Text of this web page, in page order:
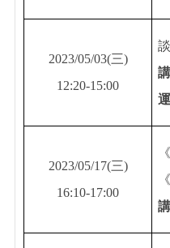
2023/05/03(三)
12:20-15:00
2023/05/17(三)
16:10-17:00